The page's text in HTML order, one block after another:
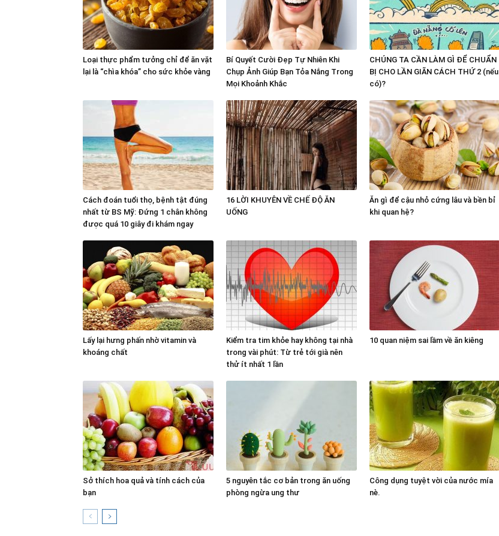
Loại thực phẩm tưởng chỉ để ăn vặt
lại là “chìa khóa” cho sức khỏe vàng
Bí Quyết Cười Đẹp Tự Nhiên Khi
Chụp Ảnh Giúp Bạn Tỏa Nắng Trong
Mọi Khoảnh Khắc
CHÚNG TA CẦN LÀM GÌ ĐỂ CHUẨN
BỊ CHO LẦN GIÃN CÁCH THỨ 2 (nếu
có)?
Cách đoán tuổi thọ, bệnh tật đúng
nhất từ BS Mỹ: Đứng 1 chân không
được quá 10 giây đi khám ngay
16 LỜI KHUYÊN VỀ CHẾ ĐỘ ĂN
UỐNG
Ăn gì để cậu nhỏ cứng lâu và bền bỉ
khi quan hệ?
Lấy lại hưng phấn nhờ vitamin và
khoáng chất
Kiểm tra tim khỏe hay không tại nhà
trong vài phút: Từ trẻ tới già nên
thử ít nhất 1 lần
10 quan niệm sai lầm về ăn kiêng
Sở thích hoa quả và tính cách của
bạn
5 nguyên tắc cơ bản trong ăn uống
phòng ngừa ung thư
Công dụng tuyệt vời của nước mía
nè.